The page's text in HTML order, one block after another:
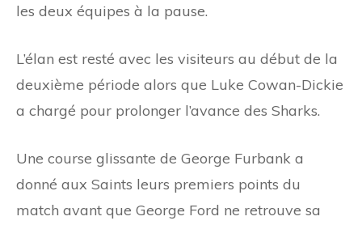
les deux équipes à la pause.
L’élan est resté avec les visiteurs au début de la
deuxième période alors que Luke Cowan-Dickie
a chargé pour prolonger l’avance des Sharks.
Une course glissante de George Furbank a
donné aux Saints leurs premiers points du
match avant que George Ford ne retrouve sa